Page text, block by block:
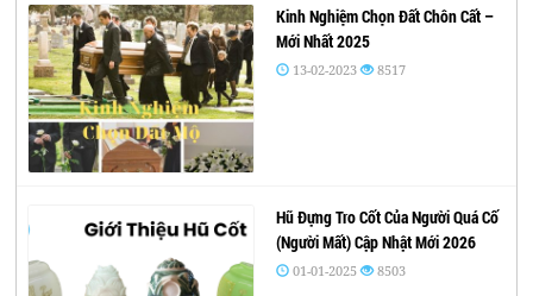
Kinh Nghiệm Chọn Đất Chôn Cất –
Mới Nhất 2025
13-02-2023 8517
Hũ Đựng Tro Cốt Của Người Quá Cố
(Người Mất) Cập Nhật Mới 2026
01-01-2025 8503